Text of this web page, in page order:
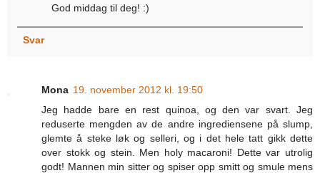
God middag til deg! :)
Svar
Mona 19. november 2012 kl. 19:50
Jeg hadde bare en rest quinoa, og den var svart. Jeg
reduserte mengden av de andre ingrediensene på slump,
glemte å steke løk og selleri, og i det hele tatt gikk dette
over stokk og stein. Men holy macaroni! Dette var utrolig
godt! Mannen min sitter og spiser opp smitt og smule mens